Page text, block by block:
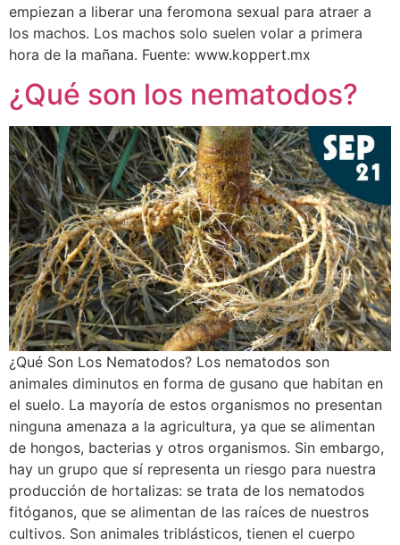
empiezan a liberar una feromona sexual para atraer a
los machos. Los machos solo suelen volar a primera
hora de la mañana. Fuente: www.koppert.mx
¿Qué son los nematodos?
¿Qué Son Los Nematodos? Los nematodos son
animales diminutos en forma de gusano que habitan en
el suelo. La mayoría de estos organismos no presentan
ninguna amenaza a la agricultura, ya que se alimentan
de hongos, bacterias y otros organismos. Sin embargo,
hay un grupo que sí representa un riesgo para nuestra
producción de hortalizas: se trata de los nematodos
fitóganos, que se alimentan de las raíces de nuestros
cultivos. Son animales triblásticos, tienen el cuerpo